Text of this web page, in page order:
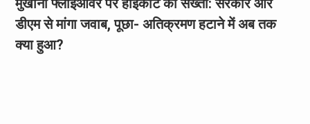
डीएम से मांगा जवाब, पूछा- अतिक्रमण हटाने में अब तक
क्या हुआ?